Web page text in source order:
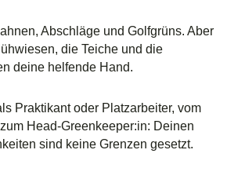
Abschläge und Golfgrüns. Aber
die Teiche und die
deine helfende Hand.
Praktikant oder Platzarbeiter, vom
Head-Greenkeeper:in: Deinen
sind keine Grenzen gesetzt.